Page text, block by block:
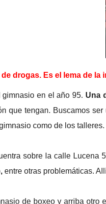
de drogas. Es el lema de
gimnasio en el año 95. Una
que tengan. Buscamos
como de los talleres.
sobre la calle Lucena
entre otras problemáticas.
de boxeo y arriba otro